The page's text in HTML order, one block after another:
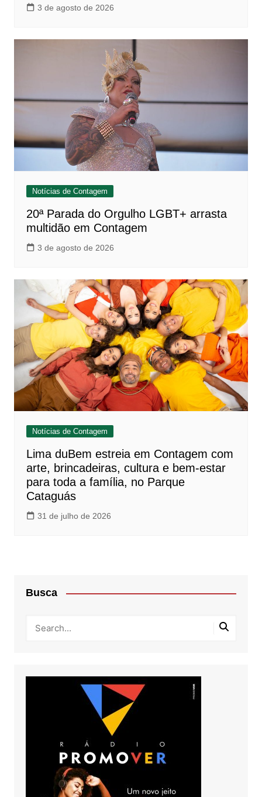
3 de agosto de 2026
Notícias de Contagem
20ª Parada do Orgulho LGBT+ arrasta
multidão em Contagem
3 de agosto de 2026
Notícias de Contagem
Lima duBem estreia em Contagem com
arte, brincadeiras, cultura e bem-estar
para toda a família, no Parque
Cataguás
31 de julho de 2026
Busca